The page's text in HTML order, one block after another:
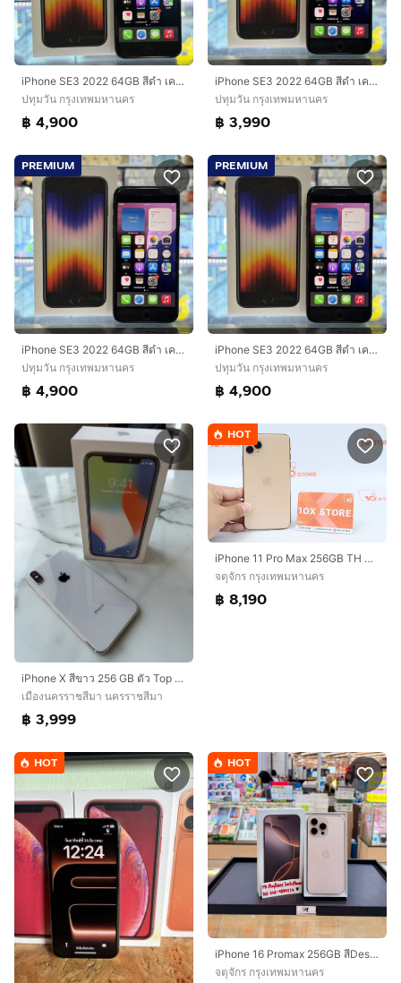
iPhone SE3 2022 64GB สีดำ เครื่องศูนย์ โมเดลTH สภาพสวยมากๆ จอขนแมวนิด รองรับ5G สุขภาพแบต95% ครบยกกล่อง🔥🔥
ปทุมวัน กรุงเทพมหานคร
฿ 4,900
iPhone SE3 2022 64GB สีดำ เครื่องศูนย์ โมเดลTH สภาพสวยมากๆ รองรับ5G สุขภาพแบต77% เครื่องใช้งานดีเยี่ยม ครบยกกล่อง🔥🔥
ปทุมวัน กรุงเทพมหานคร
฿ 3,990
PREMIUM
iPhone SE3 2022 64GB สีดำ เครื่องศูนย์ โมเดลTH สภาพสวยมากๆ รองรับ5G สุขภาพแบต93% เครื่องใช้งานดีเยี่ยม ครบยกกล่อง🔥🔥
ปทุมวัน กรุงเทพมหานคร
฿ 4,900
PREMIUM
iPhone SE3 2022 64GB สีดำ เครื่องศูนย์ โมเดลTH สภาพสวยมากๆ รองรับ5G สุขภาพแบต89% เครื่องใช้งานดีเยี่ยม ครบยกกล่อง🔥🔥
ปทุมวัน กรุงเทพมหานคร
฿ 4,900
iPhone X สีขาว 256 GB ตัว Top เครื่องศูนย์ไทย โมเดล Th สภาพสวย สแกนใบหน้าปกติ
เมืองนครราชสีมา นครราชสีมา
฿ 3,999
HOT
iPhone 11 Pro Max 256GB TH Batt72
จตุจักร กรุงเทพมหานคร
฿ 8,190
HOT HOT
iPhone 16 Promax 256GB สีDesert สวยมากๆ
จตุจักร กรุงเทพมหานคร